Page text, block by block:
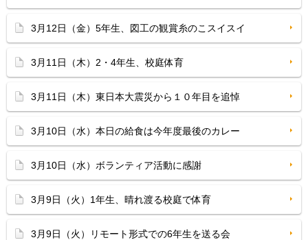
3月12日（金）5年生、図工の観賞糸のこスイスイ
3月11日（木）2・4年生、校庭体育
3月11日（木）東日本大震災から１０年目を追悼
3月10日（水）本日の給食は今年度最後のカレー
3月10日（水）ボランティア活動に感謝
3月9日（火）1年生、晴れ渡る校庭で体育
3月9日（火）リモート形式での6年生を送る会